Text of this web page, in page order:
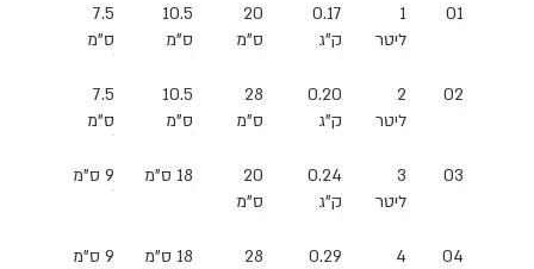
01
1
ליטר
0.17
ק"ג
20
ס"מ
10.5
ס"מ
7.5
ס"מ
02
2
ליטר
0.20
ק"ג
28
ס"מ
10.5
ס"מ
7.5
ס"מ
03
3
ליטר
0.24
ק"ג
20
ס"מ
18 ס"מ 9 ס"מ
04
4
0.29
28
18 ס"מ 9 ס"מ